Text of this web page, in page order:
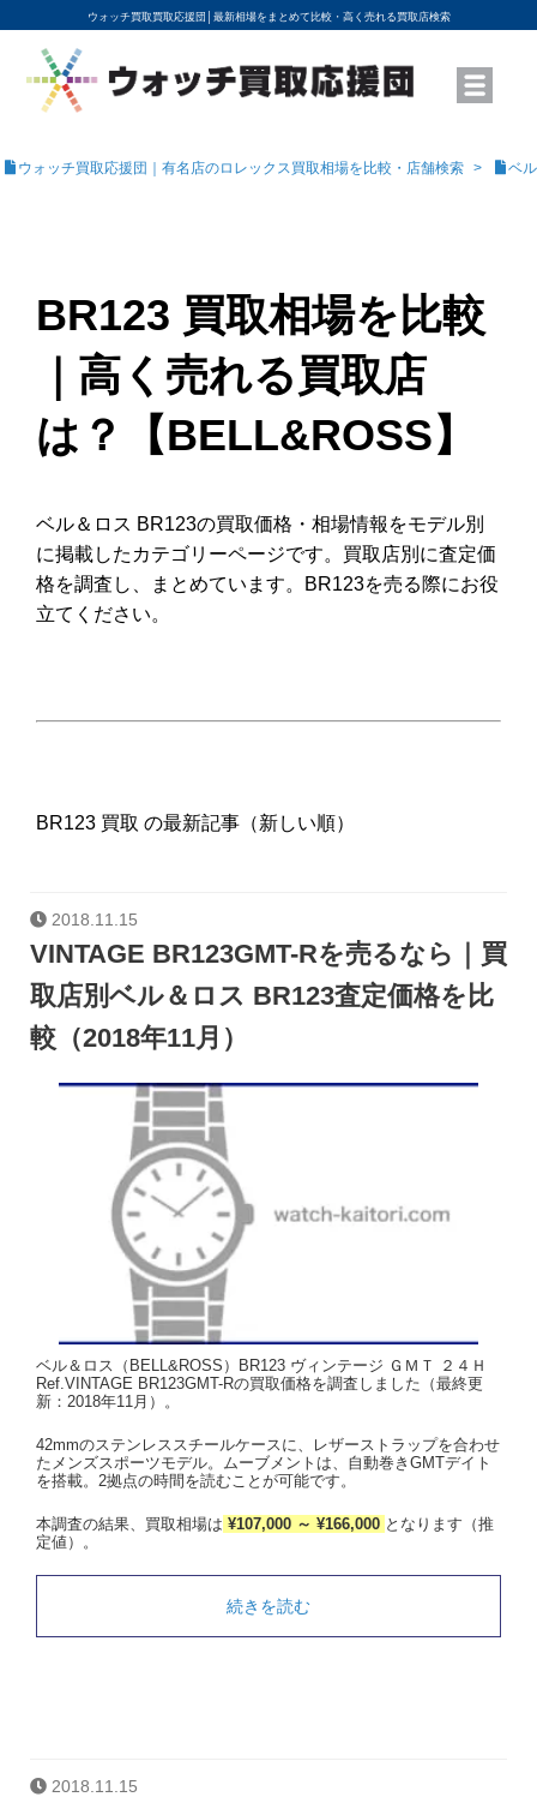
ウォッチ買取買取応援団│ 最新相場をまとめて比較・高く売れる買取店検索
YouTubeで動画を公開中
ROLEXモデル名から買取相場を調べる
高級時計ブランド名から買取相場を調べる
地域から買取店を探す
店舗名から買取店を探す
ブランド時計を高く売る方法
買取査定を依頼する
ウォッチ買取応援団｜有名店のロレックス買取相場を比較・店舗検索 ベ
BR123 買取相場を比較
｜高く売れる買取店
は？【BELL&ROSS】
ベル＆ロス BR123の買取価格・相場情報をモデル別
に掲載したカテゴリーページです。買取店別に査定価
格を調査し、まとめています。BR123を売る際にお役
立てください。
BR123 買取 の最新記事（新しい順）
2018.11.15
VINTAGE BR123GMT-Rを売るなら｜買
取店別ベル＆ロス BR123査定価格を比
較（2018年11月）
ベル＆ロス（BELL&ROSS）BR123 ヴィンテージ ＧＭＴ ２４Ｈ
Ref.VINTAGE BR123GMT-Rの買取価格を調査しました（最終更
新：2018年11月）。
42mmのステンレススチールケースに、レザーストラップを合わせ
たメンズスポーツモデル。ムーブメントは、自動巻きGMTデイト
を搭載。2拠点の時間を読むことが可能です。
本調査の結果、買取相場は ¥107,000 ～ ¥166,000 となります（推
定値）。
続きを読む
2018.11.15